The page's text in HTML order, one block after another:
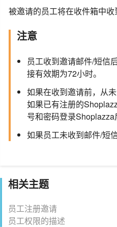
被邀请的员工将在收件箱中收
注意
员工收到邀请邮件/短信
接有效期为72小时。
如果在收到邀请前，从
如果已有注册的
号和密码登录Shoplazza
如果员工未收到邮件/短
相关主题
员工注册邀请
员工权限的描述